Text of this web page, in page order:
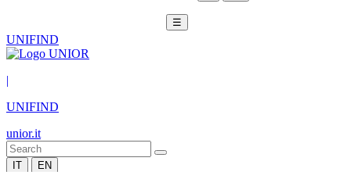
☰
UNIFIND
|
UNIFIND
unior.it
IT EN